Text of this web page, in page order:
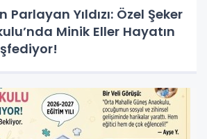
Parlayan Yıldızı: Özel Şeker
Minik Eller Hayatın